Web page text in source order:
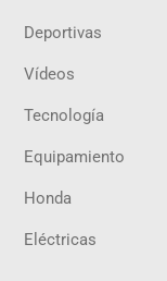
Deportivas
Vídeos
Tecnología
Equipamiento
Honda
Eléctricas